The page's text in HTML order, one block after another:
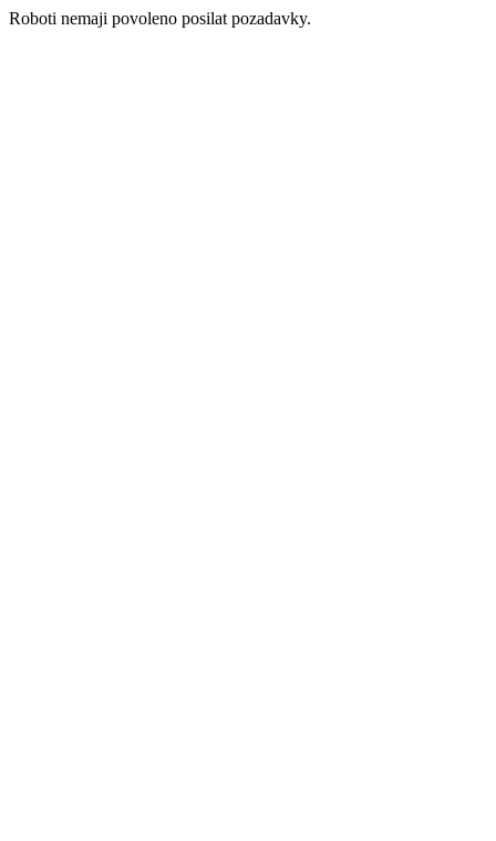
Roboti nemaji povoleno posilat pozadavky.